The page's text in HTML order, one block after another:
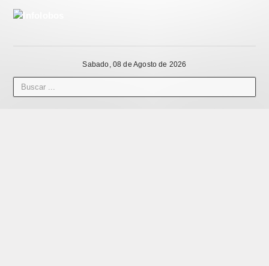
Sabado, 08 de Agosto de 2026